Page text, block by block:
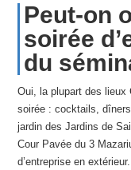
Peut-on
soirée
du
Oui, la plupart des lieux
soirée : cocktails,
jardin des Jardins de
Cour Pavée du 3
d’entreprise en extérieur.